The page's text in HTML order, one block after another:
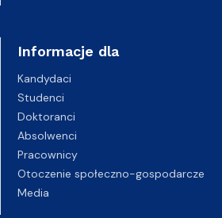
Informacje dla
Kandydaci
Studenci
Doktoranci
Absolwenci
Pracownicy
Otoczenie społeczno-gospodarcze
Media